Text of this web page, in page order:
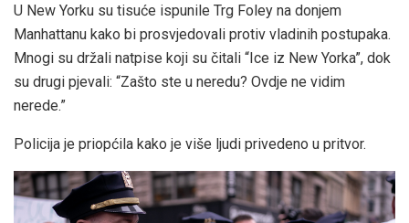
U New Yorku su tisuće ispunile Trg Foley na donjem
Manhattanu kako bi prosvjedovali protiv vladinih postupaka.
Mnogi su držali natpise koji su čitali “Ice iz New Yorka”, dok
su drugi pjevali: “Zašto ste u neredu? Ovdje ne vidim
nerede.”
Policija je priopćila kako je više ljudi privedeno u pritvor.